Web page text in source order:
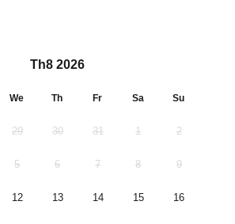
Th8 2026
We Th Fr Sa Su
29 30 31 1 2
5 6 7 8 9
12 13 14 15 16